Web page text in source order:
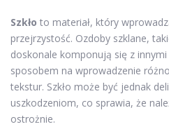
Szkło to materiał, który
przejrzystość. Ozdoby szklane,
doskonale komponują się z
sposobem na wprowadzenie
tekstur. Szkło może być jednak
uszkodzeniom, co sprawia, że
ostrożnie.